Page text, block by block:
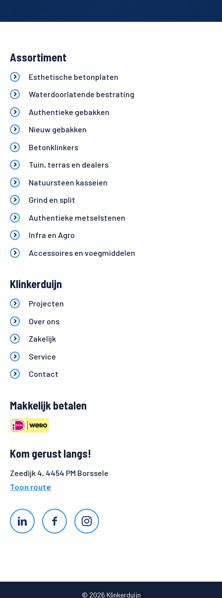
Assortiment
Esthetische betonplaten
Waterdoorlatende bestrating
Authentieke gebakken
Nieuw gebakken
Betonklinkers
Tuin, terras en dealers
Natuursteen kasseien
Grind en split
Authentieke metselstenen
Infra en Agro
Accessoires en voegmiddelen
Klinkerduijn
Projecten
Over ons
Zakelijk
Service
Contact
Makkelijk betalen
Kom gerust langs!
Zeedijk 4, 4454 PM Borssele
Toon route
© 2026 Klinkerduijn